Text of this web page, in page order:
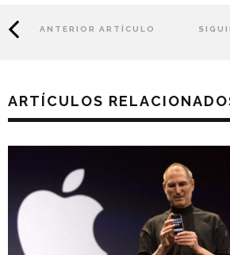
ANTERIOR ARTÍCULO
ARTÍCULOS